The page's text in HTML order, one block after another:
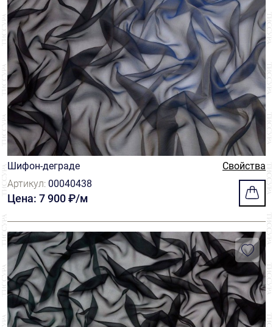
Шифон-деграде
Свойства
Артикул: 00040438
Цена: 7 900 ₽/м